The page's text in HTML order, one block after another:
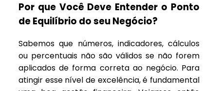
Por que Você Deve Entender o Ponto
de Equilíbrio do seu Negócio?
Sabemos que números, indicadores, cálculos
ou percentuais não são válidos se não forem
aplicados de forma correta ao negócio. Para
atingir esse nível de excelência, é fundamental